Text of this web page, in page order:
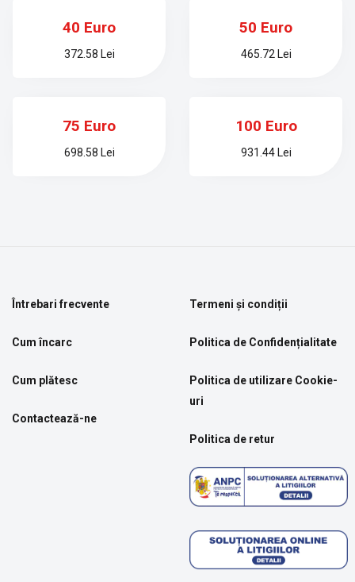
40 Euro
372.58 Lei
50 Euro
465.72 Lei
75 Euro
698.58 Lei
100 Euro
931.44 Lei
Întrebari frecvente
Cum încarc
Cum plătesc
Contactează-ne
Termeni și condiții
Politica de Confidențialitate
Politica de utilizare Cookie-
uri
Politica de retur